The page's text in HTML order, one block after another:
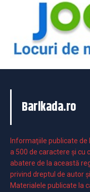
Barikada.ro
Informaţiile publicate
a 500 de caractere şi cu
abatere de la această
privind dreptul de autor
Materialele publicate la